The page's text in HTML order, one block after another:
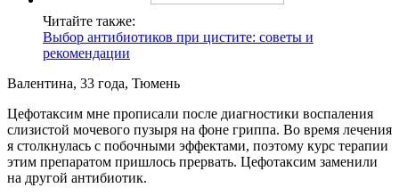
Читайте также:
Выбор антибиотиков при цистите: советы и
рекомендации
Валентина, 33 года, Тюмень
Цефотаксим мне прописали после диагностики воспаления
слизистой мочевого пузыря на фоне гриппа. Во время лечения
я столкнулась с побочными эффектами, поэтому курс терапии
этим препаратом пришлось прервать. Цефотаксим заменили
на другой антибиотик.